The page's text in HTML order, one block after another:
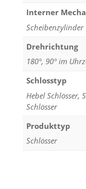
Interner
Scheibenzylinder
Drehrichtung
180°, 90° im
Schlosstyp
Hebel Schlösser,
Schlösser
Produkttyp
Schlösser